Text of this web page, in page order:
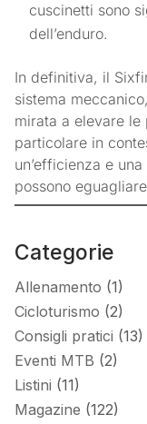
cuscinetti sono
dell’enduro.
In definitiva, il
sistema
mirata a elevare
particolare in
un’efficienza e
possono
Categorie
Allenamento (1)
Cicloturismo (2)
Consigli pratici (13)
Eventi MTB (2)
Listini (11)
Magazine (122)